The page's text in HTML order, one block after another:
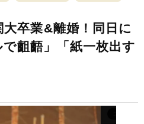
卒業&離婚！同日に
齟齬」「紙一枚出す